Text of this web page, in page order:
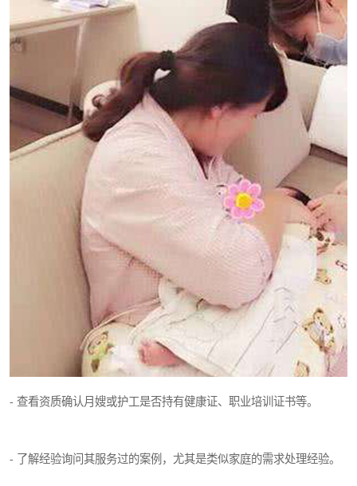
- 查看资质确认月嫂或护工是否持有健康证、职业培训证书等。
- 了解经验询问其服务过的案例，尤其是类似家庭的需求处理经验。